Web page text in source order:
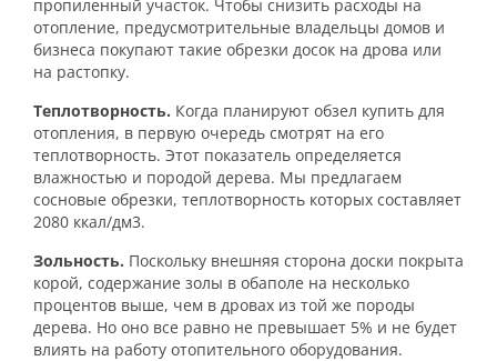
пропиленный участок. Чтобы снизить расходы на
отопление, предусмотрительные владельцы домов и
бизнеса покупают такие обрезки досок на дрова или
на растопку.
Теплотворность. Когда планируют обзел купить для
отопления, в первую очередь смотрят на его
теплотворность. Этот показатель определяется
влажностью и породой дерева. Мы предлагаем
сосновые обрезки, теплотворность которых составляет
2080 ккал/дм3.
Зольность. Поскольку внешняя сторона доски покрыта
корой, содержание золы в обаполе на несколько
процентов выше, чем в дровах из той же породы
дерева. Но оно все равно не превышает 5% и не будет
влиять на работу отопительного оборудования.